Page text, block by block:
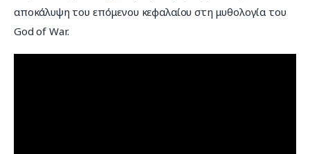
αποκάλυψη του επόμενου κεφαλαίου στη μυθολογία του
God of War.